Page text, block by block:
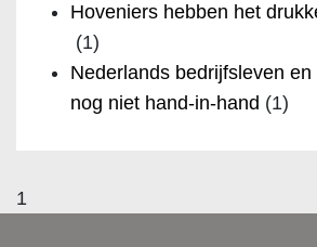
Hoveniers hebben het
(1)
Nederlands bedrijfsleven
nog niet hand-in-hand (1)
1